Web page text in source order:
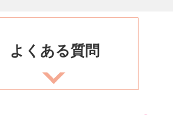
よくある質問